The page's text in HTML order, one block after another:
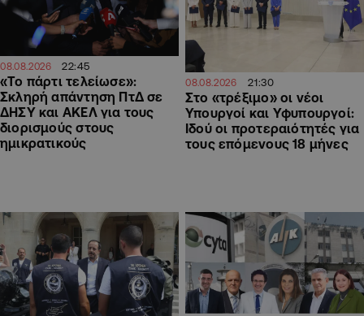
08.08.2026 22:45
«Το πάρτι τελείωσε»:
Σκληρή απάντηση ΠτΔ σε
ΔΗΣΥ και ΑΚΕΛ για τους
διορισμούς στους
ημικρατικούς
08.08.2026 21:30
Στο «τρέξιμο» οι νέοι
Υπουργοί και Υφυπουργοί:
Ιδού οι προτεραιότητές για
τους επόμενους 18 μήνες